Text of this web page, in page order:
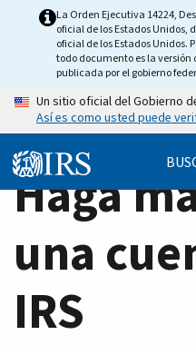
HomeLa Orden Ejecutiva 14224,
oficial de los Estados Unidos,
oficial de los Estados Unidos.
todo documento es la
publicada por el gobierno
Un sitio oficial del Gobierno
Así es como usted puede
Haga
una
IRS